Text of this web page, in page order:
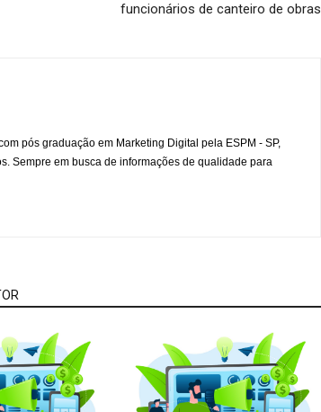
funcionários de canteiro de obras
pós graduação em Marketing Digital pela ESPM - SP,
Sempre em busca de informações de qualidade para